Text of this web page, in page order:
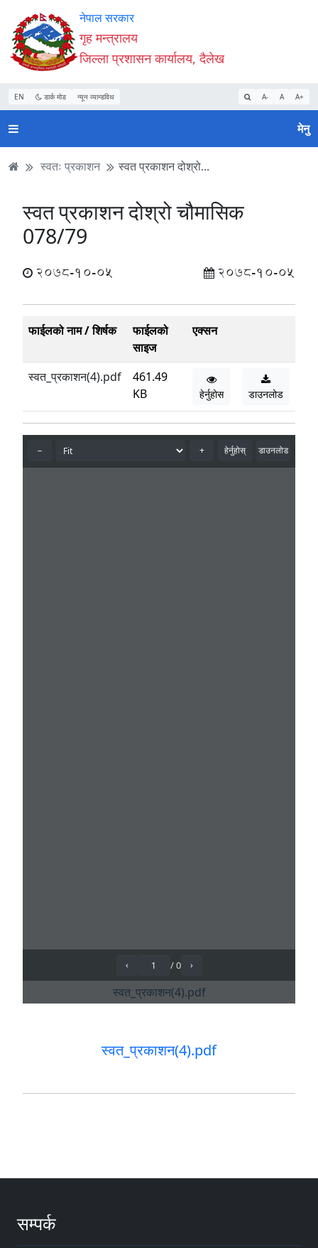
Accessibility
Mode
सुरु
गर्नुहोस्
सामाग्री
पढ्नुहाेस्
नेभिगेसन
पढ्नुहाेस्
वेबसाइट
खोजमा
जानुहोस्
नेपाल सरकार
गृह मन्त्रालय
जिल्ला प्रशासन कार्यालय, दैलेख
EN डार्क मोड न्यून व्यान्डविथ A- A A+
मेनु
स्वतः प्रकाशन स्वत प्रकाशन दोश्रो...
स्वत प्रकाशन दोश्रो चौमासिक
078/79
2078-10-05 2078-10-05
फाईलको नाम / शिर्षक
फाईलको
साइज
एक्सन
स्वत_प्रकाशन(4).pdf
461.49
KB
हेर्नुहोस डाउनलोड
स्वत_प्रकाशन(4).pdf
सम्पर्क